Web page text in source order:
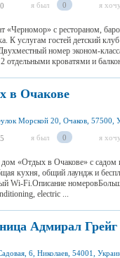
я был 0 я
«Черномор» с рестораном,
К услугам гостей детский
номер эконом-
отдельными кроватями и
в Очакове
Морской 20, Очаков, 57500,
я был 0 я
дом «Отдых в Очакове» с садом
кухня, общий лаундж и
Wi-Fi.Описание
electric ...
Адмирал Грейг
6, Николаев, 54001,